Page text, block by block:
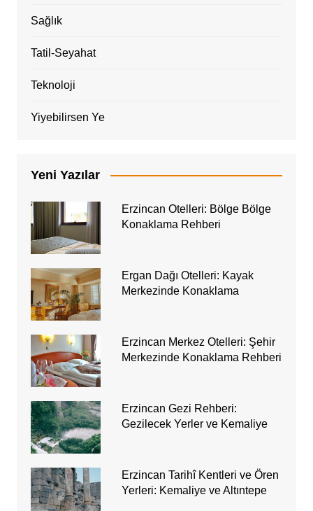
Sağlık
Tatil-Seyahat
Teknoloji
Yiyebilirsen Ye
Yeni Yazılar
Erzincan Otelleri: Bölge Bölge
Konaklama Rehberi
Ergan Dağı Otelleri: Kayak
Merkezinde Konaklama
Erzincan Merkez Otelleri: Şehir
Merkezinde Konaklama Rehberi
Erzincan Gezi Rehberi:
Gezilecek Yerler ve Kemaliye
Erzincan Tarihî Kentleri ve Ören
Yerleri: Kemaliye ve Altıntepe